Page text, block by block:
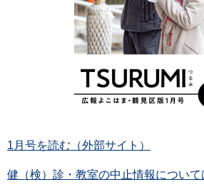
1月号を読む（外部サイト）
健（検）診・教室の中止情報について